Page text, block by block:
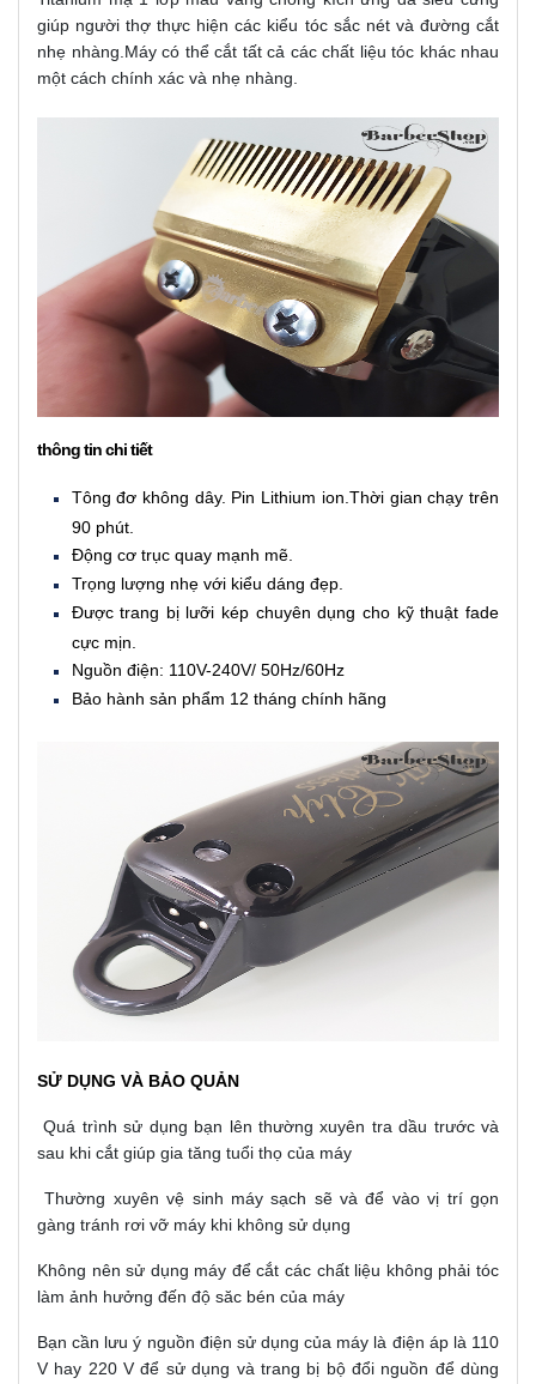
giúp người thợ thực hiện các kiểu tóc sắc nét và đường cắt
nhẹ nhàng.Máy có thể cắt tất cả các chất liệu tóc khác nhau
một cách chính xác và nhẹ nhàng.
thông tin chi tiết
Tông đơ không dây. Pin Lithium ion.Thời gian chạy trên
90 phút.
Động cơ trục quay mạnh mẽ.
Trọng lượng nhẹ với kiểu dáng đẹp.
Được trang bị lưỡi kép chuyên dụng cho kỹ thuật fade
cực mịn.
Nguồn điện: 110V-240V/ 50Hz/60Hz
Bảo hành sản phẩm 12 tháng chính hãng
SỬ DỤNG VÀ BẢO QUẢN
Quá trình sử dụng bạn lên thường xuyên tra dầu trước và
sau khi cắt giúp gia tăng tuổi thọ của máy
Thường xuyên vệ sinh máy sạch sẽ và để vào vị trí gọn
gàng tránh rơi vỡ máy khi không sử dụng
Không nên sử dụng máy để cắt các chất liệu không phải tóc
làm ảnh hưởng đến độ săc bén của máy
Bạn cần lưu ý nguồn điện sử dụng của máy là điện áp là 110
V hay 220 V để sử dụng và trang bị bộ đổi nguồn để dùng